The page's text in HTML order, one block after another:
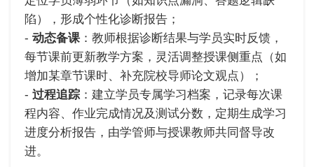
陷），形成个性化诊断报告；
- 动态备课 ：教师根据诊断结果与学员实时反馈，
每节课前更新教学方案，灵活调整授课侧重点（如
增加某章节课时、补充院校导师论文观点）；
- 过程追踪 ：建立学员专属学习档案，记录每次课
程内容、作业完成情况及测试分数，定期生成学习
进度分析报告，由学管师与授课教师共同督导改
进。